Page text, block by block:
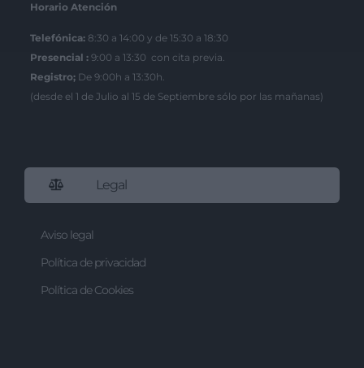
Horario Atención
Telefónica: 8:30 a 14:00 y de 15:30 a 18:30
Presencial : 9:00 a 13:30 con cita previa.
Registro; De 9:00h a 13:30h.
(desde el 1 de Julio al 15 de Septiembre sólo por las mañanas)
Legal
Aviso legal
Política de privacidad
Política de Cookies